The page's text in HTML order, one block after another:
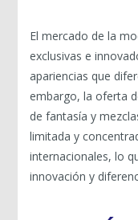
El mercado de la
exclusivas e
apariencias que
embargo, la oferta
de fantasía y
limitada y
internacionales, lo
innovación y